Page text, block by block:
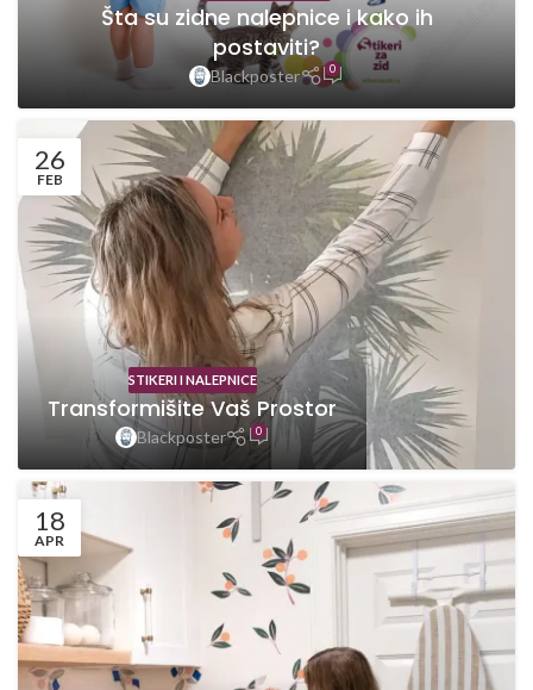
Šta su zidne nalepnice i kako ih
postaviti?
Blackposter 0
26
FEB
STIKERI I NALEPNICE
Transformišite Vaš Prostor
Blackposter 0
18
APR